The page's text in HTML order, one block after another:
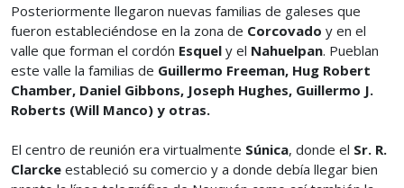
Posteriormente llegaron nuevas familias de galeses que
fueron estableciéndose en la zona de Corcovado y en el
valle que forman el cordón Esquel y el Nahuelpan. Pueblan
este valle la familias de Guillermo Freeman, Hug Robert
Chamber, Daniel Gibbons, Joseph Hughes, Guillermo J.
Roberts (Will Manco) y otras.
El centro de reunión era virtualmente Súnica, donde el Sr. R.
Clarcke estableció su comercio y a donde debía llegar bien